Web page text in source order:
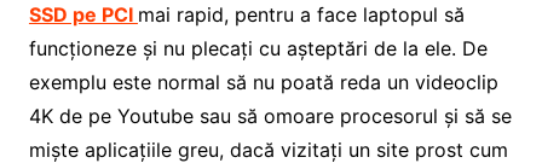
SSD pe PCI mai rapid, pentru a face laptopul să
funcționeze și nu plecați cu așteptări de la ele. De
exemplu este normal să nu poată reda un videoclip
4K de pe Youtube sau să omoare procesorul și să se
miște aplicațiile greu, dacă vizitați un site prost cum